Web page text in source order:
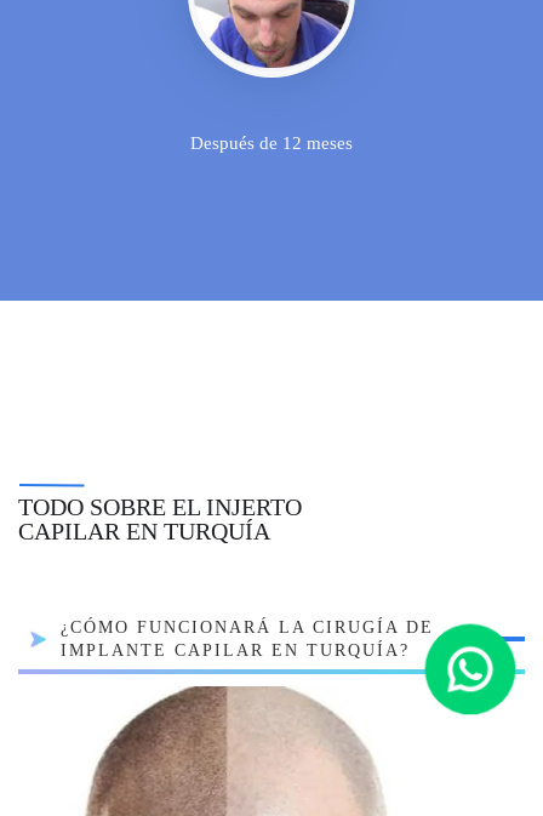
Después de 12 meses
TODO SOBRE EL INJERTO
CAPILAR EN TURQUÍA
¿CÓMO FUNCIONARÁ LA CIRUGÍA DE
IMPLANTE CAPILAR EN TURQUÍA?